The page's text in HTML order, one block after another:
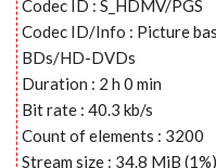
Codec ID : S_HDMV/PGS
Codec ID/Info : Picture
BDs/HD-DVDs
Duration : 2 h 0 min
Bit rate : 40.3 kb/s
Count of elements : 3200
Stream size : 34.8 MiB (1%)